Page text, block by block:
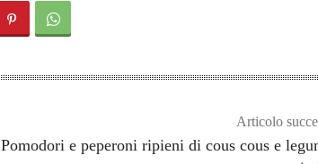
Articolo
Pomodori e peperoni ripieni di cous cous e